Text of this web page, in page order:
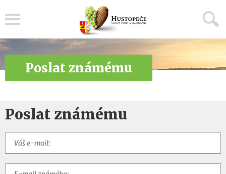
Poslat známému
Poslat známému